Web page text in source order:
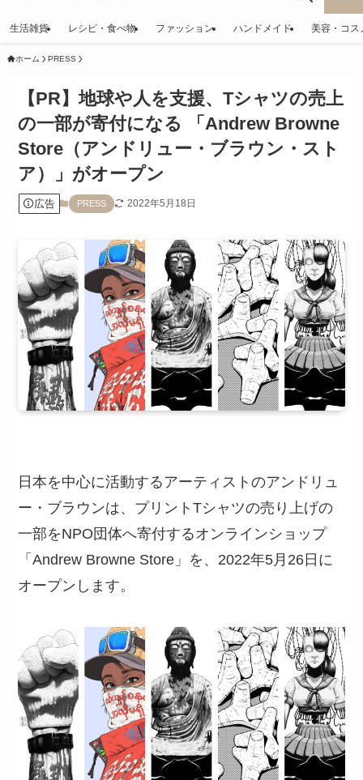
生活雑貨 レシピ・食べ物 ファッション ハンドメイド 美容・コス
ホーム PRESS
【PR】地球や⼈を⽀援、Tシャツの売上
の⼀部が寄付になる 「Andrew Browne
Store（アンドリュー・ブラウン・スト
ア）」がオープン
広告 PRESS 2022年5月18日
日本を中心に活動するアーティストのアンドリュ
ー・ブラウンは、プリントTシャツの売り上げの
一部をNPO団体へ寄付するオンラインショップ
「Andrew Browne Store」を、2022年5月26日に
オープンします。